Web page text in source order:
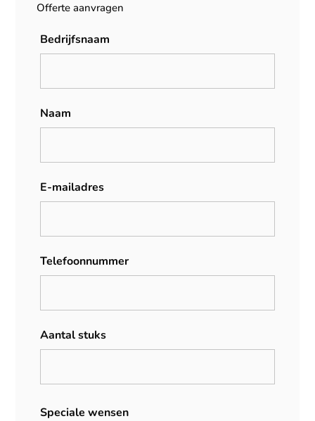
Offerte aanvragen
Bedrijfsnaam
Naam
E-mailadres
Telefoonnummer
Aantal stuks
Speciale wensen